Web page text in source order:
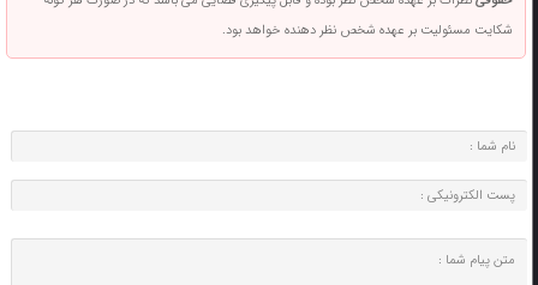
شکایت مسئولیت بر عهده شخص نظر دهنده خواهد بود.